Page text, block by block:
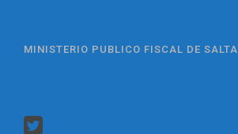
MINISTERIO PUBLICO FISCAL DE SALTA